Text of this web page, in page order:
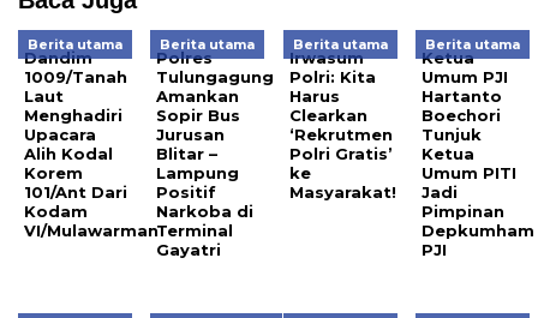
Berita utama
Dandim
1009/Tanah
Laut
Menghadiri
Upacara
Alih Kodal
Korem
101/Ant Dari
Kodam
VI/Mulawarman
Berita utama
Polres
Tulungagung
Amankan
Sopir Bus
Jurusan
Blitar –
Lampung
Positif
Narkoba di
Terminal
Gayatri
Berita utama
Irwasum
Polri: Kita
Harus
Clearkan
‘Rekrutmen
Polri Gratis’
ke
Masyarakat!
Berita utama
Ketua
Umum PJI
Hartanto
Boechori
Tunjuk
Ketua
Umum PITI
Jadi
Pimpinan
Depkumham
PJI